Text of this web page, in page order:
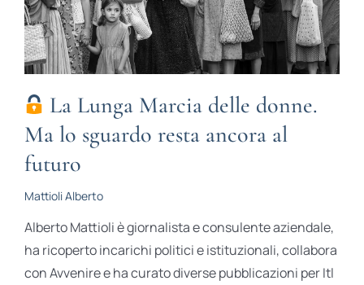
La Lunga Marcia delle donne.
Ma lo sguardo resta ancora al
futuro
Mattioli Alberto
Alberto Mattioli è giornalista e consulente aziendale,
ha ricoperto incarichi politici e istituzionali, collabora
con Avvenire e ha curato diverse pubblicazioni per Itl